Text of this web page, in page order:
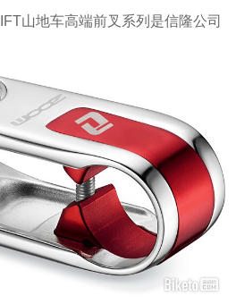
山地车高端前叉系列是信隆公司